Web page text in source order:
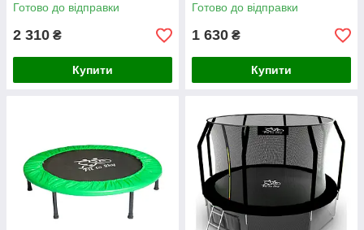
Готово до відправки
2 310 ₴
Купити
Готово до відправки
1 630 ₴
Купити